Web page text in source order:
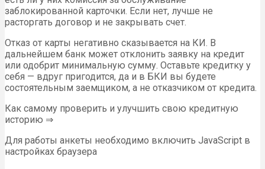
заблокированной карточки. Если нет, лучше не
расторгать договор и не закрывать счет.
Отказ от карты негативно сказывается на КИ. В
дальнейшем банк может отклонить заявку на кредит
или одобрит минимальную сумму. Оставьте кредитку у
себя — вдруг пригодится, да и в БКИ вы будете
состоятельным заемщиком, а не отказчиком от кредита.
Как самому проверить и улучшить свою кредитную
историю ⇒
Для работы анкеты необходимо включить JavaScript в
настройках браузера